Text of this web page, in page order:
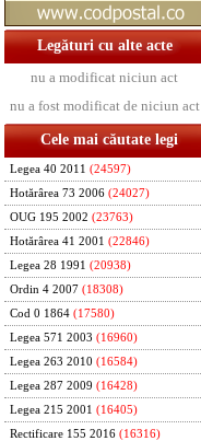
Legături cu alte acte
nu a modificat niciun act
nu a fost modificat de niciun act
Cele mai căutate legi
Legea 40 2011 (24597)
Hotărârea 73 2006 (24027)
OUG 195 2002 (23763)
Hotărârea 41 2001 (22846)
Legea 28 1991 (20938)
Ordin 4 2007 (18308)
Cod 0 1864 (17580)
Legea 571 2003 (16960)
Legea 263 2010 (16584)
Legea 287 2009 (16428)
Legea 215 2001 (16405)
Rectificare 155 2016 (16316)